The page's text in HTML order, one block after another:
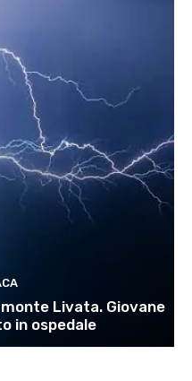
Livata. Giovane
in ospedale